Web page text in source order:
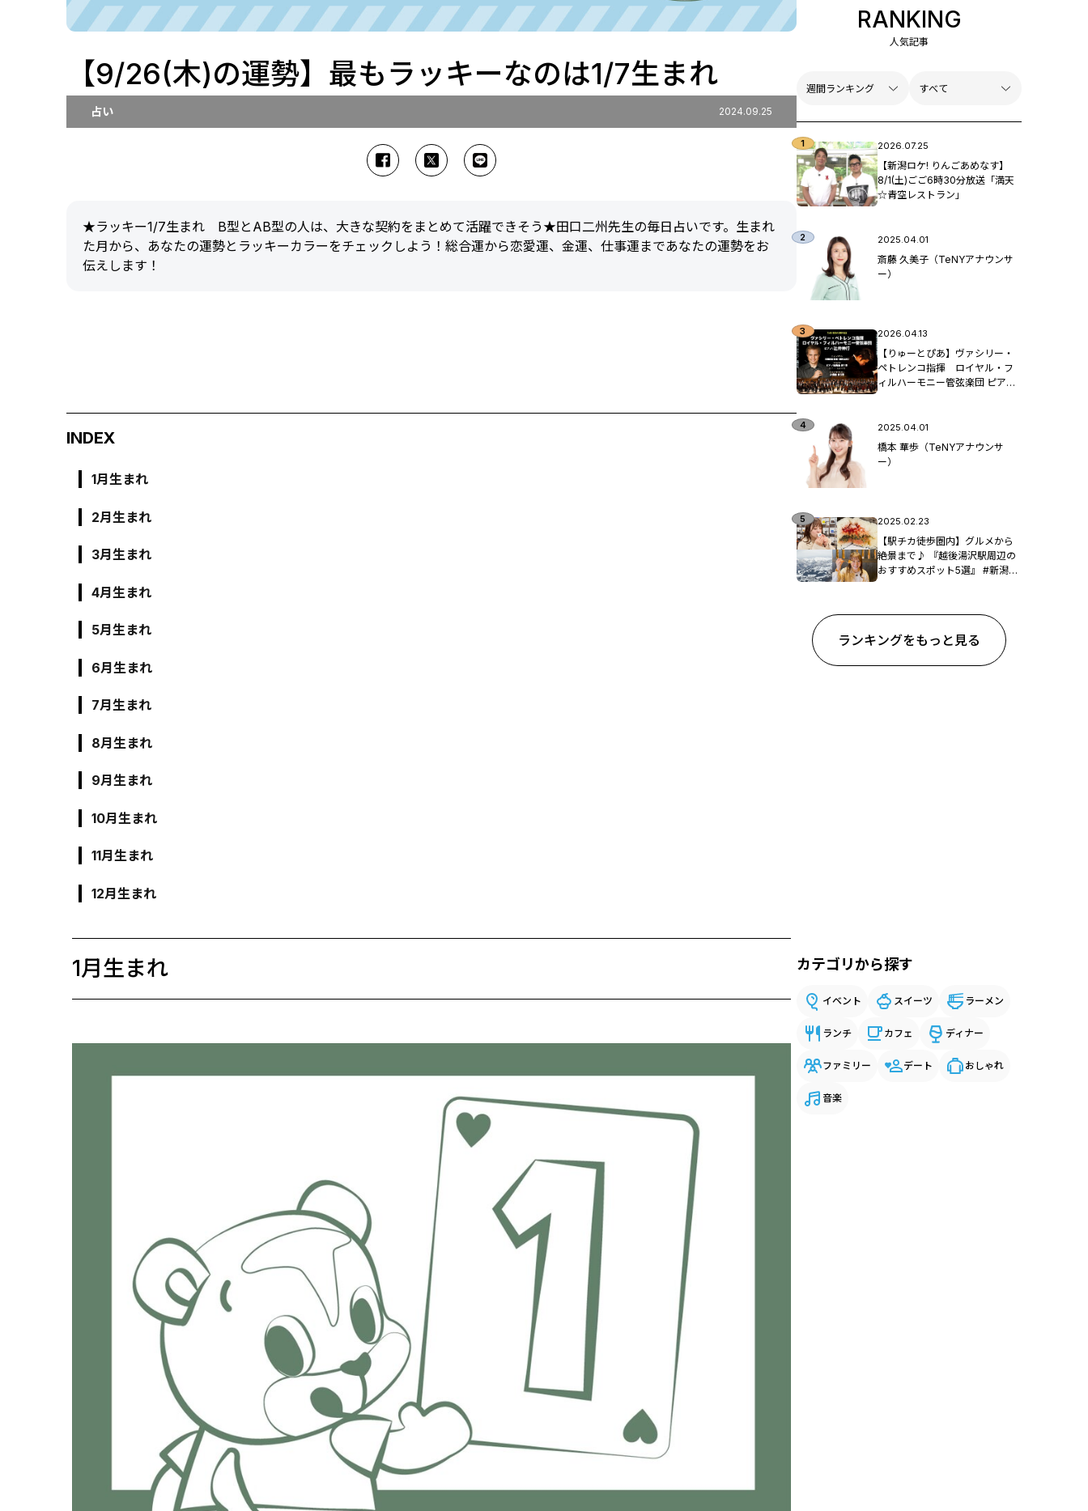
【9/26(木)の運勢】最もラッキーなのは1/7生まれ
占い 2024.09.25
★ラッキー1/7生まれ B型とAB型の人は、大きな契約をまとめて活躍できそう★田口二州先生の毎日占いです。生まれ
た月から、あなたの運勢とラッキーカラーをチェックしよう！総合運から恋愛運、金運、仕事運まであなたの運勢をお
伝えします！
INDEX
1月生まれ
2月生まれ
3月生まれ
4月生まれ
5月生まれ
6月生まれ
7月生まれ
8月生まれ
9月生まれ
10月生まれ
11月生まれ
12月生まれ
1月生まれ
RANKING
人気記事
2026.07.25
【新潟ロケ! りんごあめなす】
8/1(土)ごご6時30分放送「満天
☆青空レストラン」
2025.04.01
斎藤 久美子（TeNYアナウンサ
ー）
2026.04.13
【りゅーとぴあ】ヴァシリー・
ペトレンコ指揮 ロイヤル・フ
ィルハーモニー管弦楽団 ピア
2025.04.01
橋本 華歩（TeNYアナウンサ
ー）
2025.02.23
【駅チカ徒歩圏内】グルメから
絶景まで♪ 『越後湯沢駅周辺の
おすすめスポット5選』 #新潟観
ランキングをもっと見る
カテゴリから探す
イベント スイーツ ラーメン
ランチ カフェ ディナー
ファミリー デート おしゃれ
音楽